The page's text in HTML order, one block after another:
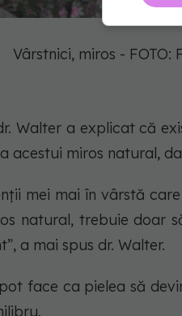
Vârstnici, miros - FOTO:
Walter a explicat că
acestui miros natural,
mei mai în vârstă
natural, trebuie doar
a mai spus dr. Walter.
face ca pielea să